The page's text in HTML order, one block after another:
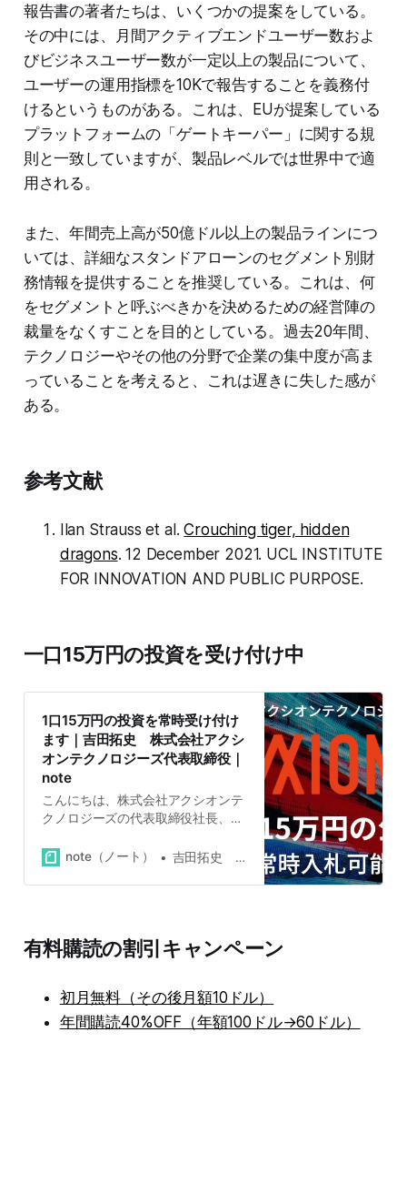
報告書の著者たちは、いくつかの提案をしている。
その中には、月間アクティブエンドユーザー数およ
びビジネスユーザー数が一定以上の製品について、
ユーザーの運用指標を10Kで報告することを義務付
けるというものがある。これは、EUが提案している
プラットフォームの「ゲートキーパー」に関する規
則と一致していますが、製品レベルでは世界中で適
用される。
また、年間売上高が50億ドル以上の製品ラインにつ
いては、詳細なスタンドアローンのセグメント別財
務情報を提供することを推奨している。これは、何
をセグメントと呼ぶべきかを決めるための経営陣の
裁量をなくすことを目的としている。過去20年間、
テクノロジーやその他の分野で企業の集中度が高ま
っていることを考えると、これは遅きに失した感が
ある。
参考文献
Ilan Strauss et al.Crouching tiger, hidden
dragons. 12 December 2021. UCL INSTITUTE
FOR INNOVATION AND PUBLIC PURPOSE.
一口15万円の投資を受け付け中
1口15万円の投資を常時受け付け
ます｜吉田拓史 株式会社アクシ
オンテクノロジーズ代表取締役｜
note
こんにちは、株式会社アクシオンテ
クノロジーズの代表取締役社長、吉
まして常時開催型の公募を開始しま
前からサイズをより細かくしてほし
いという要望を頂いていました。 常
す。15万3,000円の入札をいただ
き、それを都度都度、登記する事務
note（ノート） 吉田拓史 株式会社アクシオンテクノロジーズ代表取締役
有料購読の割引キャンペーン
初月無料（その後月額10ドル）
年間購読40%OFF（年額100ドル→60ドル）